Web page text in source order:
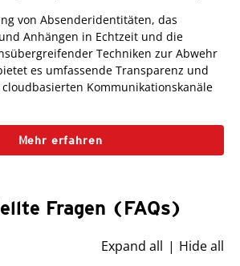
von Absenderidentitäten, das
Anhängen in Echtzeit und die
Techniken zur Abwehr
es umfassende Transparenz und
Kommunikationskanäle
Mehr erfahren
Fragen (FAQs)
Expand all Hide all